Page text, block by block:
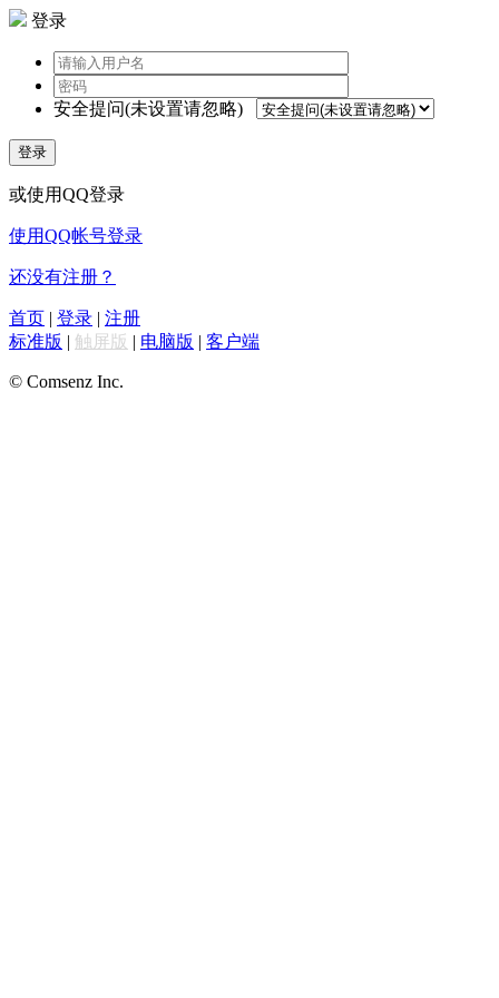
登录
安全提问(未设置请忽略)
登录
或使用QQ登录
使用QQ帐号登录
还没有注册？
首页 | 登录 | 注册
标准版 | 触屏版 | 电脑版 | 客户端
© Comsenz Inc.